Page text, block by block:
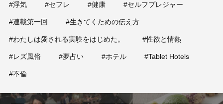
カルチャー/エンタメ
占い
ゲーム
#浮気 #セフレ #健康 #セルフプレジャー
#連載第一回 #生きてくための伝え方
#わたしは愛される実験をはじめた。 #性欲と情熱
#レズ風俗 #夢占い #ホテル #Tablet Hotels
#不倫